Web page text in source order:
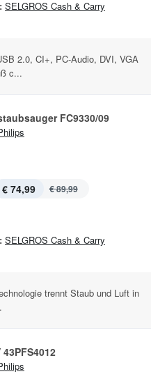
SELGROS Cash & Carry
2.0, CI+, PC-Audio, DVI, VGA
c...
FC9330/09
€ 74,99 € 89,99
SELGROS Cash & Carry
trennt Staub und Luft in
43PFS4012